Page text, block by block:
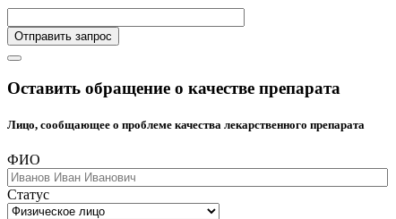
Отправить запрос
Оставить обращение о качестве препарата
Лицо, сообщающее о проблеме качества лекарственного препарата
ФИО
Статус